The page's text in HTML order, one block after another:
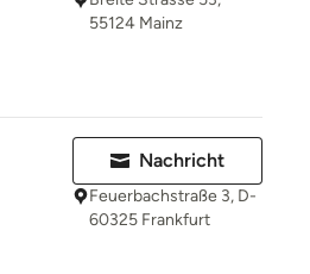
55124 Mainz
Nachricht
Feuerbachstraße 3, D-
60325 Frankfurt